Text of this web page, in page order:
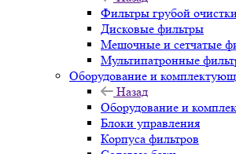
Фильтры грубой
Дисковые фильтры
Мешочные и сетчатые
Мультипатронные
Оборудование и
Назад
Оборудование и
Блоки управления
Корпуса фильтров